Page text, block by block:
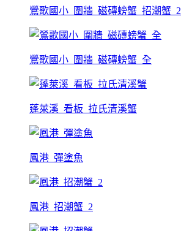
鶯歌國小_圍牆_磁磚螃蟹_招潮蟹_2
鶯歌國小_圍牆_磁磚螃蟹_全
蓬萊溪_看板_拉氏清溪蟹
鳳港_彈塗魚
鳳港_招潮蟹_2